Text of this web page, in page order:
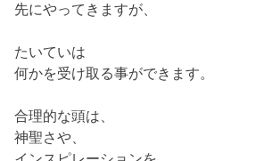
先にやってきますが、
たいていは
何かを受け取る事ができます。
合理的な頭は、
神聖さや、